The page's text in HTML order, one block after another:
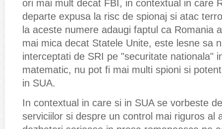
ori mai mult decat FBI, in contextual in care
departe expusa la risc de spionaj si atac
la aceste numere adaugi faptul ca Romania
mai mica decat Statele Unite, este lesne sa
interceptati de SRI pe "securitate nationala"
matematic, nu pot fi mai multi spioni si
in SUA.
In contextual in care si in SUA se vorbeste
serviciilor si despre un control mai riguros al